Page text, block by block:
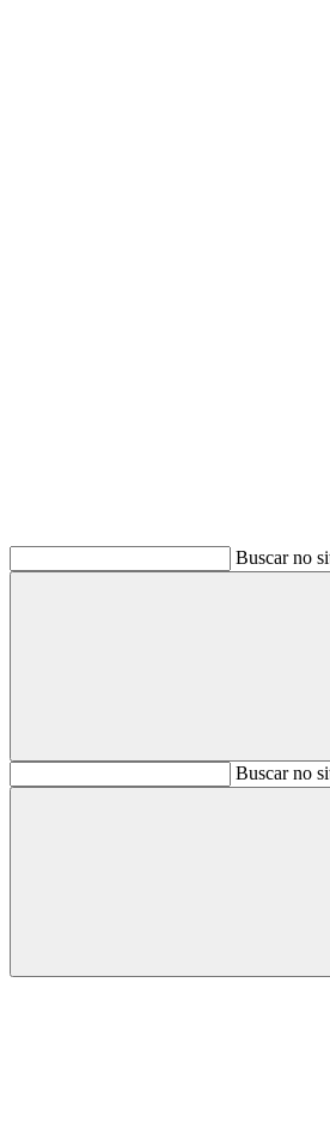
Buscar no
BuscarBuscar no
Buscar